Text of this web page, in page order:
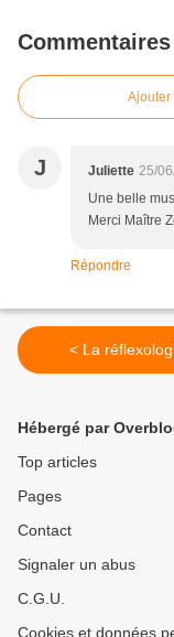
Commentaires
Ajouter
J Juliette 25/
Une belle
Merci Maître
Répondre
< La
Hébergé par
Top articles
Pages
Contact
Signaler un abus
C.G.U.
Cookies et données